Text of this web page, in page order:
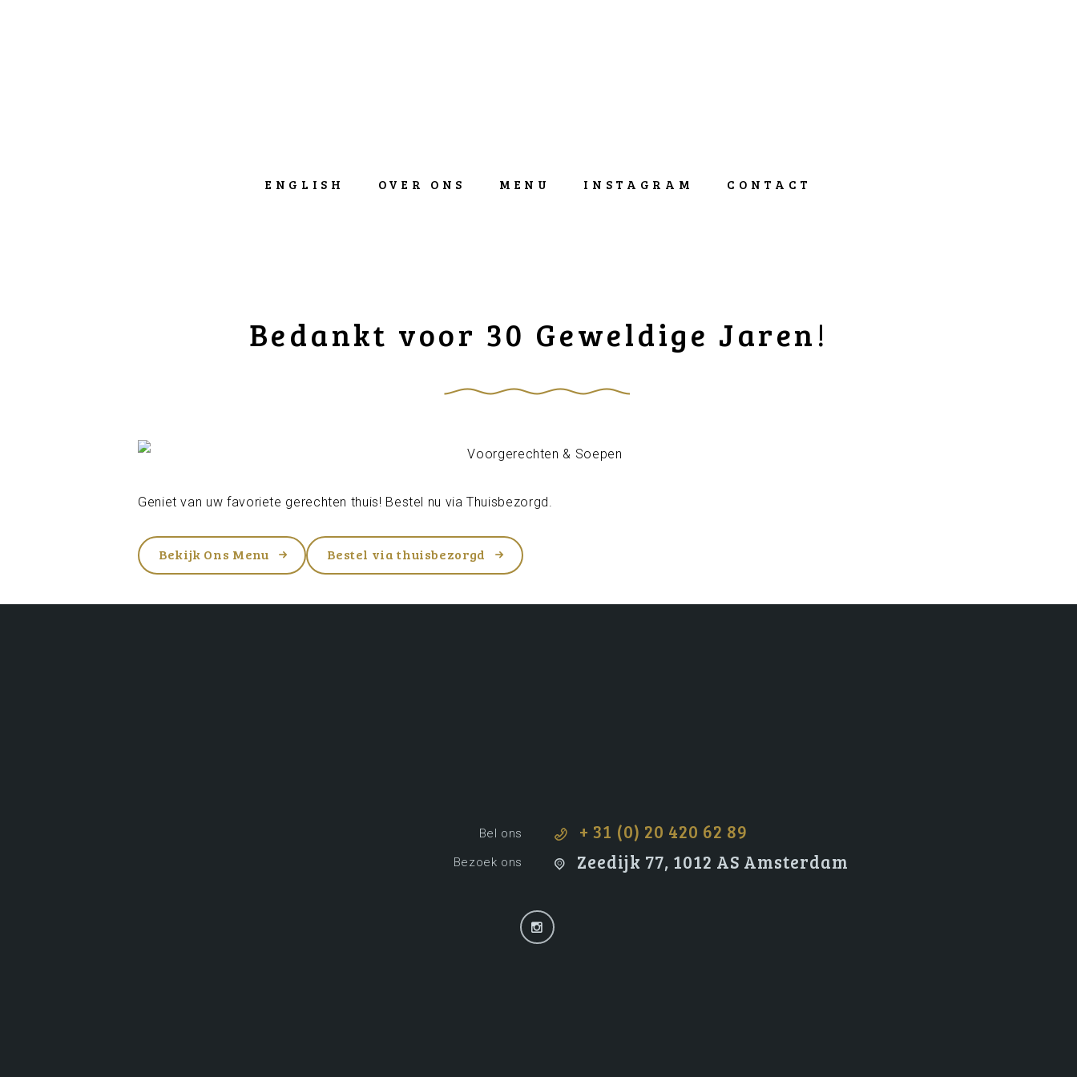
ENGLISH OVER ONS MENU INSTAGRAM CONTACT
Bedankt voor 30 Geweldige Jaren!
Geniet van uw favoriete gerechten thuis! Bestel nu viaThuisbezorgd .
Bekijk Ons Menu Bestel via thuisbezorgd
+ 31 (0) 20 420 62 89
Zeedijk 77, 1012 AS Amsterdam
Bel ons
Bezoek ons